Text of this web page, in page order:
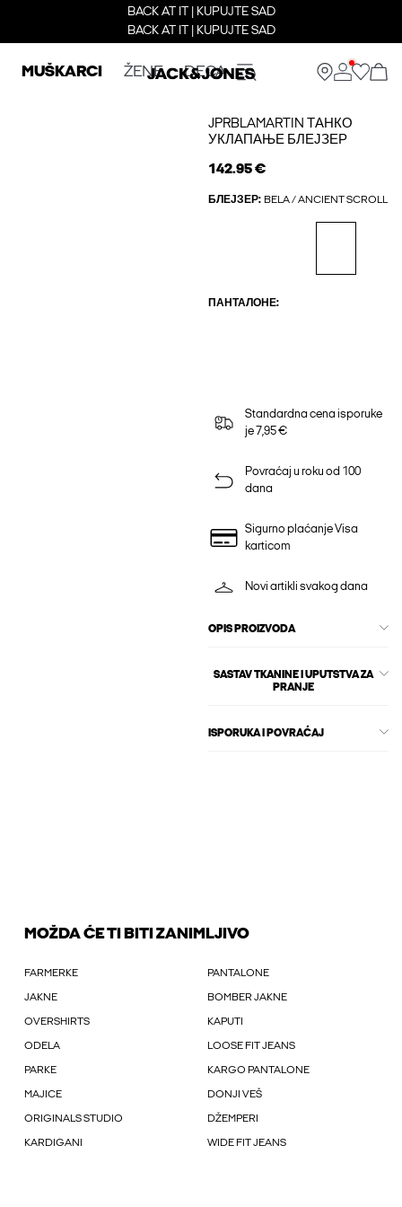
BACK AT IT | KUPUJTE SAD
BACK AT IT | KUPUJTE SAD
MUŠKARCI ŽENE DECA
JPRBLAMARTIN ТАНКО
УКЛАПАЊЕ БЛЕЈЗЕР
142.95 €
БЛЕЈЗЕР: BELA / ANCIENT SCROLL
ПАНТАЛОНЕ:
Standardna cena isporuke
je 7,95 €
Povraćaj u roku od 100
dana
Sigurno plaćanje Visa
karticom
Novi artikli svakog dana
OPIS PROIZVODA
SASTAV TKANINE I UPUTSTVA ZA
PRANJE
ISPORUKA I POVRAĆAJ
MOŽDA ĆE TI BITI ZANIMLJIVO
FARMERKE PANTALONE
JAKNE BOMBER JAKNE
OVERSHIRTS KAPUTI
ODELA LOOSE FIT JEANS
PARKE KARGO PANTALONE
MAJICE DONJI VEŠ
ORIGINALS STUDIO DŽEMPERI
KARDIGANI WIDE FIT JEANS